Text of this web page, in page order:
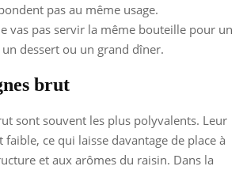
pas au même usage.
vas pas servir la même bouteille pour un
dessert ou un grand dîner.
brut
sont souvent les plus polyvalents. Leur
faible, ce qui laisse davantage de place à
et aux arômes du raisin. Dans la